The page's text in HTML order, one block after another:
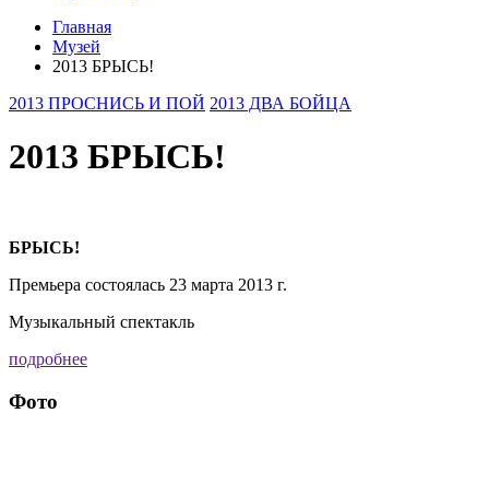
Главная
Музей
2013 БРЫСЬ!
2013 ПРОСНИСЬ И ПОЙ 2013 ДВА БОЙЦА
2013 БРЫСЬ!
БРЫСЬ!
Премьера состоялась 23 марта 2013 г.
Музыкальный спектакль
подробнее
Фото